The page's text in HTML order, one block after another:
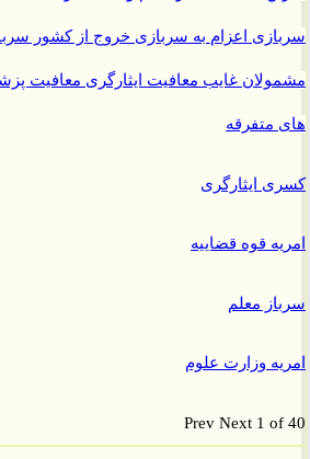
اعزام به سربازیخروج از کشور
غایبمعافیت ایثارگریمعافیت پزشکی
متفرقه
ایثارگری
قوه قضاییه
معلم
وزارت علوم
PrevNext 1